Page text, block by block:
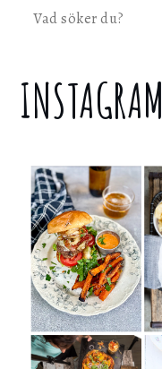
Sök
INSTAGRAM